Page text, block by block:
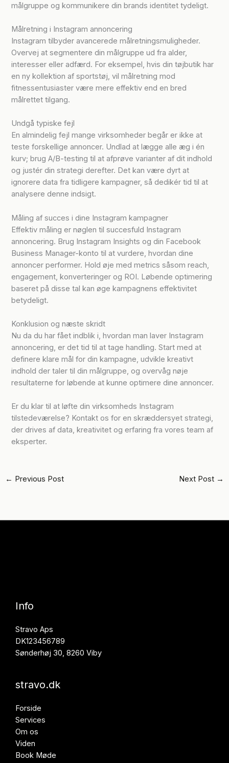
målgruppe og kommunikere din brands identitet tydeligt.
Målretning i Instagram annoncering
Instagram tilbyder avancerede målretningsmuligheder.
Overvej at segmentere din målgruppe ud fra alder,
interesser eller adfærd. For eksempel, hvis din tøjbutik har
en ny kollektion af sportstøj, vil målretning mod
fitnessentusiaster være mere effektiv end en bred
målrettet tilgang.
Undgå typiske fejl
En almindelig fejl mange virksomheder begår er ikke at
teste forskellige annoncer. Undlad at lægge alle æg i én
kurv; brug A/B-testing til at afprøve varianter af dit indhold
og justér din strategi derefter. Det kan være dyrt at
ignorere data fra tidligere kampagner, så dedikér tid til at
analysere denne indsigt.
Måling af succes i dine Instagram kampagner
Effektiv måling er nøglen til succesfuld Instagram
annoncering. Brug Instagram Insights og din Facebook
Business Manager-konto til at vurdere, hvordan dine
annoncer performer. Hold øje med metrics såsom reach,
engagement, konverteringer og ROI. Løbende optimering
baseret på disse tal kan øge kampagnens effektivitet
betydeligt.
Konklusion og næste skridt
Nu da du har fået indblik i, hvordan man laver Instagram
annoncering, er det tid til at tage handling. Start med at
definere klare mål for din kampagne, udvikle kreativt
indhold der taler til din målgruppe, og overvåg nøje
resultaterne for løbende at kunne optimere dine annoncer.
Er du klar til at løfte din virksomheds Instagram
tilstedeværelse? Kontakt os for en skræddersyet strategi,
der drives af data, kreativitet og erfaring fra vores team af
eksperter.
← Previous Post Next Post →
Info
Stravo Aps
DK123456789
Sønderhøj 30, 8260 Viby
stravo.dk
Forside
Services
Om os
Viden
Book Møde